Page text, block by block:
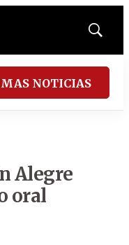
Mostrar
NOTICIAS
Alegre
oral